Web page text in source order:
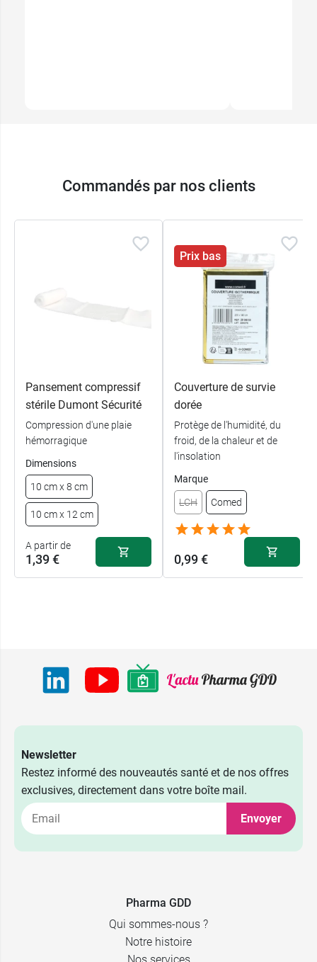
Commandés par nos clients
Pansement compressif
stérile Dumont Sécurité
Compression d'une plaie
hémorragique
Dimensions
10 cm x 8 cm
10 cm x 12 cm
A partir de
1,39 €
Prix bas
Couverture de survie
dorée
Protège de l'humidité, du
froid, de la chaleur et de
l'insolation
Marque
LCH Comed
0,99 €
Newsletter
Restez informé des nouveautés santé et de nos offres
exclusives, directement dans votre boîte mail.
Envoyer
Pharma GDD
Qui sommes-nous ?
Notre histoire